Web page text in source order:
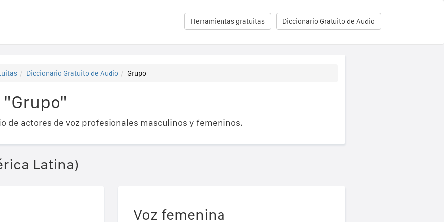
Diccionario Gratuito de Audio
Herramientas gratuitas
Diccionario Gratuito de Audio Grupo
de actores de voz profesionales masculinos y femeninos.
Latina)
Voz femenina